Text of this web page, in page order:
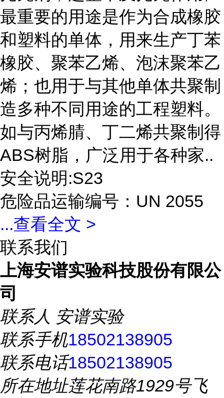
最重要的用途是作为合成橡胶
和塑料的单体，用来生产丁苯
橡胶、聚苯乙烯、泡沫聚苯乙
烯；也用于与其他单体共聚制
造多种不同用途的工程塑料。
如与丙烯腈、丁二烯共聚制得
ABS树脂，广泛用于各种家..
安全说明:S23
危险品运输编号：UN 2055
...查看全文 >
联系我们
上海安谱实验科技股份有限公
司
联系人 安谱实验
联系手机18502138905
联系电话18502138905
所在地址莲花南路1929号飞